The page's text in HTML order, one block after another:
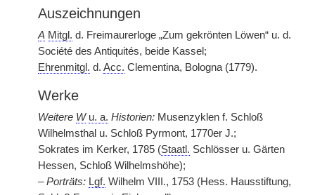
Auszeichnungen
A Mitgl. d. Freimaurerloge „Zum gekrönten Löwen“ u. d.
Société des Antiquités, beide Kassel;
Ehrenmitgl. d. Acc. Clementina, Bologna (1779).
Werke
Weitere W u. a. Historien: Musenzyklen f. Schloß
Wilhelmsthal u. Schloß Pyrmont, 1770er J.;
Sokrates im Kerker, 1785 (Staatl. Schlösser u. Gärten
Hessen, Schloß Wilhelmshöhe);
–Porträts: Lgf. Wilhelm VIII., 1753 (Hess. Hausstiftung,